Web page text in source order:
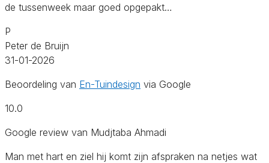
de tussenweek maar goed opgepakt…
P
Peter de Bruijn
31-01-2026
Beoordeling van En-Tuindesign via Google
10.0
Google review van Mudjtaba Ahmadi
Man met hart en ziel hij komt zijn afspraken na netjes wat